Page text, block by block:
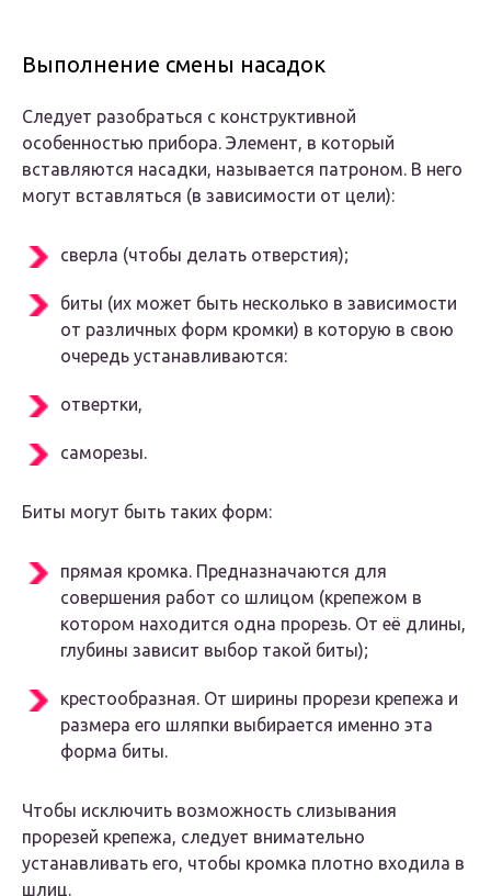
Выполнение смены насадок
Следует разобраться с конструктивной
особенностью прибора. Элемент, в который
вставляются насадки, называется патроном. В него
могут вставляться (в зависимости от цели):
сверла (чтобы делать отверстия);
биты (их может быть несколько в зависимости
от различных форм кромки) в которую в свою
очередь устанавливаются:
отвертки,
саморезы.
Биты могут быть таких форм:
прямая кромка. Предназначаются для
совершения работ со шлицом (крепежом в
котором находится одна прорезь. От её длины,
глубины зависит выбор такой биты);
крестообразная. От ширины прорези крепежа и
размера его шляпки выбирается именно эта
форма биты.
Чтобы исключить возможность слизывания
прорезей крепежа, следует внимательно
устанавливать его, чтобы кромка плотно входила в
шлиц.